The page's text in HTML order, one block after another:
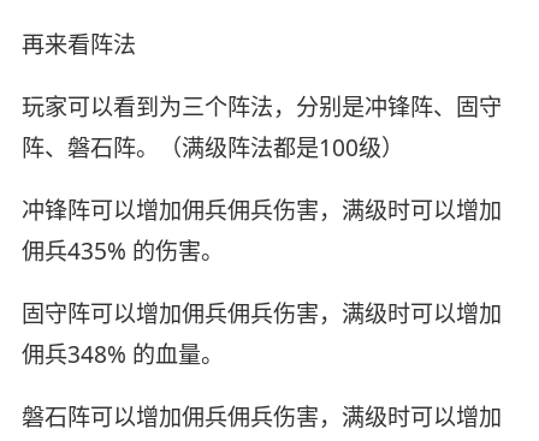
再来看阵法
玩家可以看到为三个阵法，分别是冲锋阵、固守
阵、磐石阵。（满级阵法都是100级）
冲锋阵可以增加佣兵佣兵伤害，满级时可以增加
佣兵435% 的伤害。
固守阵可以增加佣兵佣兵伤害，满级时可以增加
佣兵348% 的血量。
磐石阵可以增加佣兵佣兵伤害，满级时可以增加